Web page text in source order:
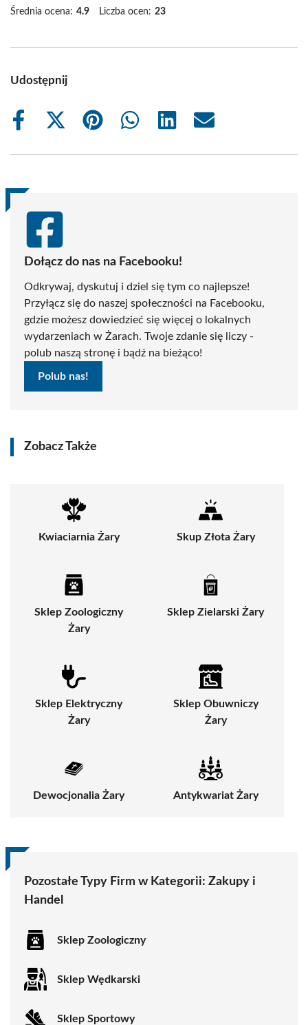
Średnia ocena: 4.9 Liczba ocen: 23
Udostępnij
Share
Share
(Twitter)
Share
Share
Share
Share
Dołącz do nas na Facebooku!
Odkrywaj, dyskutuj i dziel się tym co najlepsze!
Przyłącz się do naszej społeczności na Facebooku,
gdzie możesz dowiedzieć się więcej o lokalnych
wydarzeniach w Żarach. Twoje zdanie się liczy -
polub naszą stronę i bądź na bieżąco!
Polub nas!
Zobacz Także
Kwiaciarnia Żary Skup Złota Żary
Sklep Zoologiczny
Żary
Sklep Zielarski Żary
Sklep Elektryczny
Żary
Sklep Obuwniczy
Żary
Dewocjonalia Żary Antykwariat Żary
Pozostałe Typy Firm w Kategorii: Zakupy i
Handel
Sklep Zoologiczny
Sklep Wędkarski
Sklep Sportowy